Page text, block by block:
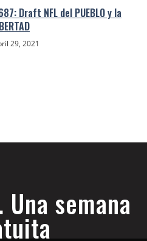
Draft NFL del PUEBLO y la
29, 2021
semana